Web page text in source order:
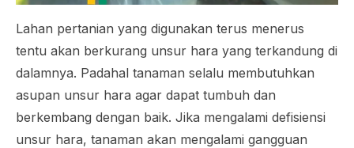
Lahan pertanian yang digunakan terus menerus
tentu akan berkurang unsur hara yang terkandung di
dalamnya. Padahal tanaman selalu membutuhkan
asupan unsur hara agar dapat tumbuh dan
berkembang dengan baik. Jika mengalami defisiensi
unsur hara, tanaman akan mengalami gangguan